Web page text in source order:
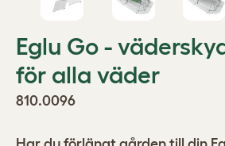
Eglu Go -
för alla väder
810.0096